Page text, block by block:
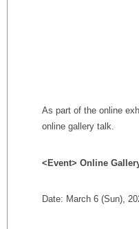
As part of the online
online gallery talk.
<Event> Online
Date: March 6 (Sun),